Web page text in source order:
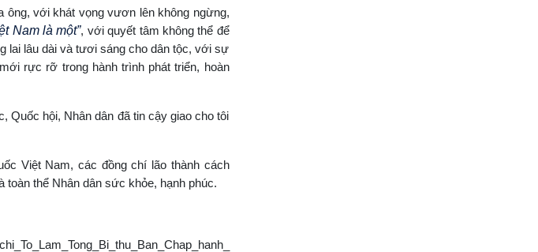
với khát vọng vươn lên không ngừng,
Nam là một”, với quyết tâm không thể để
lai lâu dài và tươi sáng cho dân tộc, với sự
rực rỡ trong hành trình phát triển, hoàn
Quốc hội, Nhân dân đã tin cậy giao cho tôi
Việt Nam, các đồng chí lão thành cách
thể Nhân dân sức khỏe, hạnh phúc.